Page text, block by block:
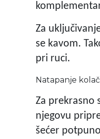
Za
se kavom.
pri ruci.
Natapanje
Za prekrasno
njegovu
šećer